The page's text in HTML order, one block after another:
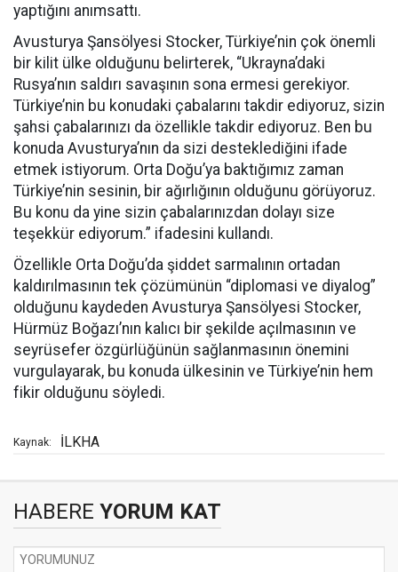
yaptığını anımsattı.
Avusturya Şansölyesi Stocker, Türkiye’nin çok önemli
bir kilit ülke olduğunu belirterek, “Ukrayna’daki
Rusya’nın saldırı savaşının sona ermesi gerekiyor.
Türkiye’nin bu konudaki çabalarını takdir ediyoruz, sizin
şahsi çabalarınızı da özellikle takdir ediyoruz. Ben bu
konuda Avusturya’nın da sizi desteklediğini ifade
etmek istiyorum. Orta Doğu’ya baktığımız zaman
Türkiye’nin sesinin, bir ağırlığının olduğunu görüyoruz.
Bu konu da yine sizin çabalarınızdan dolayı size
teşekkür ediyorum.” ifadesini kullandı.
Özellikle Orta Doğu’da şiddet sarmalının ortadan
kaldırılmasının tek çözümünün “diplomasi ve diyalog”
olduğunu kaydeden Avusturya Şansölyesi Stocker,
Hürmüz Boğazı’nın kalıcı bir şekilde açılmasının ve
seyrüsefer özgürlüğünün sağlanmasının önemini
vurgulayarak, bu konuda ülkesinin ve Türkiye’nin hem
fikir olduğunu söyledi.
Kaynak: İLKHA
HABERE YORUM KAT